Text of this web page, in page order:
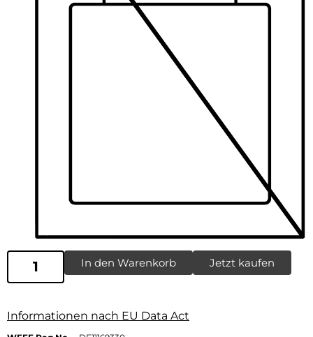
In den Warenkorb Jetzt kaufen
Informationen nach EU Data Act